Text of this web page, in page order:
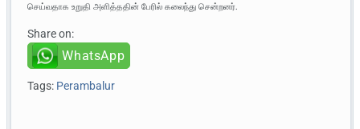
செய்வதாக உறுதி அளித்ததின் பேரில் கலைந்து சென்றனர்.
Share on:
WhatsApp
Tags: Perambalur